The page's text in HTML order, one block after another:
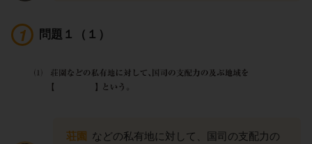
問題１（１）
荘園 などの私有地に対して、国司の支配力の